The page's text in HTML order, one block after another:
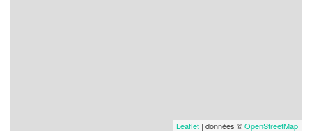
Leaflet | données ©OpenStreetMap